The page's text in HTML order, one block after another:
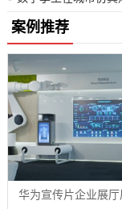
案例推荐
华为宣传片企业展厅